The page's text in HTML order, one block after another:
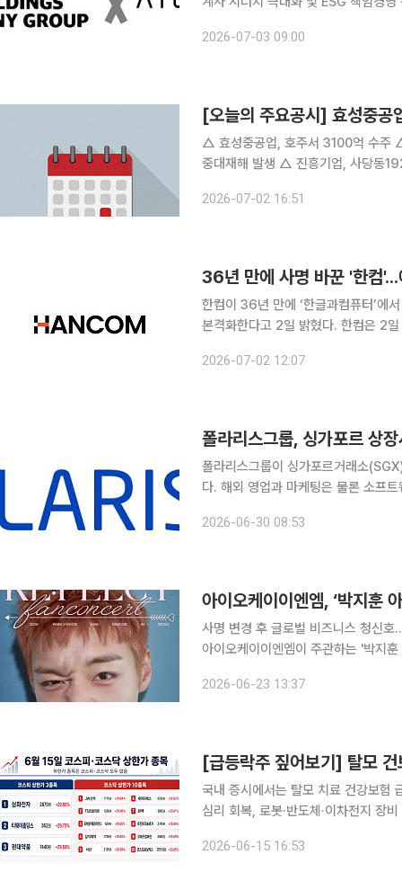
다. 아틀라스링크는 이번 그룹 편입을
2026-07-03 09:00
[오늘의 주요공시] 효성중공
△ 효성중공업, 호주서 3100억 수주 △ SK, 자회사 SK에코플랜트 평택~오송 2복선화 건설현장서
중대재해 발생 △ 진흥기업, 사당동192-1번지일대 신남성연립 618억 규모 공사 수주 △ 디아이,
2026-07-02 16:51
36년 만에 사명 바꾼 '한컴
한컴이 36년 만에 ‘한글과컴퓨터’에
본격화한다고 2일 밝혔다. 한컴은 2일 주주총회를 열고 상호를 ‘한컴(HANCOM)’으로 바꾸는 정
어 데이터를, 컴퓨터를 넘어 AI 에이
2026-07-02 12:07
폴라리스그룹이 싱가포르거래소
다. 해외 영업과 마케팅은 물론 소프
주주총회를 통해 사명을 '폴라리스
2026-06-30 08:53
아이오케이이엔엠, ‘박지훈
사명 변경 후 글로벌 비즈니스 청신호…공연 기획
아이오케이이엔엠이 주관하는 '박지
에서 뜨거운 호평을 받으며 글로벌
2026-06-23 13:37
국내 증시에서는 탈모 치료 건강보험
심리 회복, 로봇·반도체·이차전지 장
2026-06-15 16:53